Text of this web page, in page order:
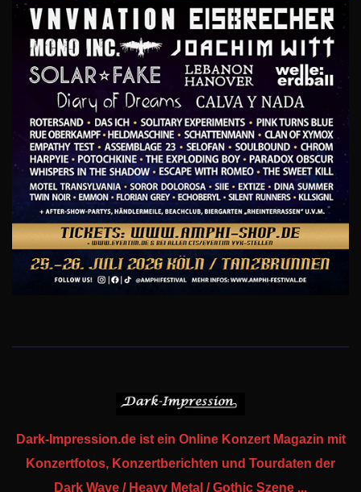
Dark-Impression.de ist ein Online Konzert Magazin mit
Konzertfotos, Konzertberichten und Tourdaten der
Dark Wave / Heavy Metal / Gothic Szene ...